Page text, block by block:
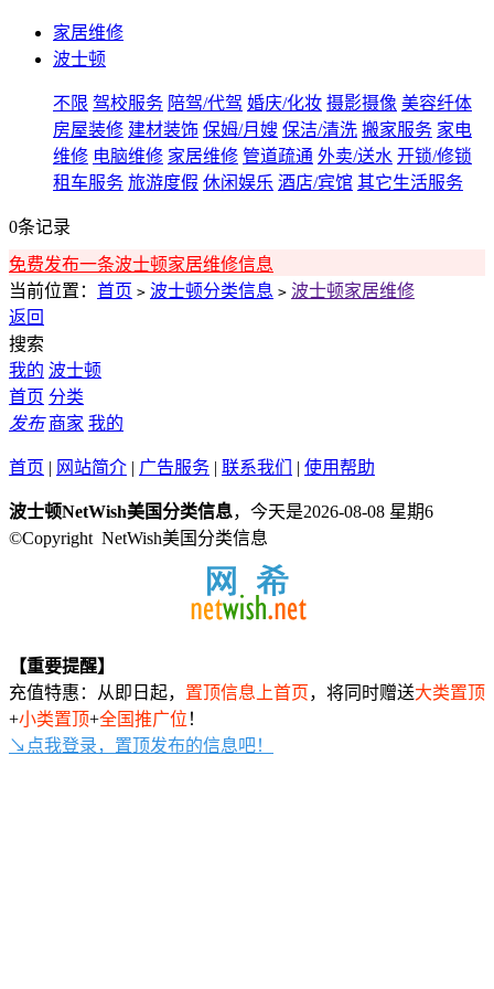
家居维修
波士顿
不限 驾校服务 陪驾/代驾 婚庆/化妆 摄影摄像 美容纤体
房屋装修 建材装饰 保姆/月嫂 保洁/清洗 搬家服务 家电
维修 电脑维修 家居维修 管道疏通 外卖/送水 开锁/修锁
租车服务 旅游度假 休闲娱乐 酒店/宾馆 其它生活服务
0条记录
免费发布一条波士顿家居维修信息
当前位置： 首页 > 波士顿分类信息 > 波士顿家居维修
返回
搜索
我的 波士顿
首页 分类
发布 商家 我的
首页 | 网站简介 | 广告服务 | 联系我们 | 使用帮助
波士顿NetWish美国分类信息，今天是2026-08-08 星期6
©Copyright NetWish美国分类信息
【重要提醒】
充值特惠：从即日起， 置顶信息上首页，将同时赠送大类置顶
+小类置顶+全国推广位 ！
↘点我登录，置顶发布的信息吧！